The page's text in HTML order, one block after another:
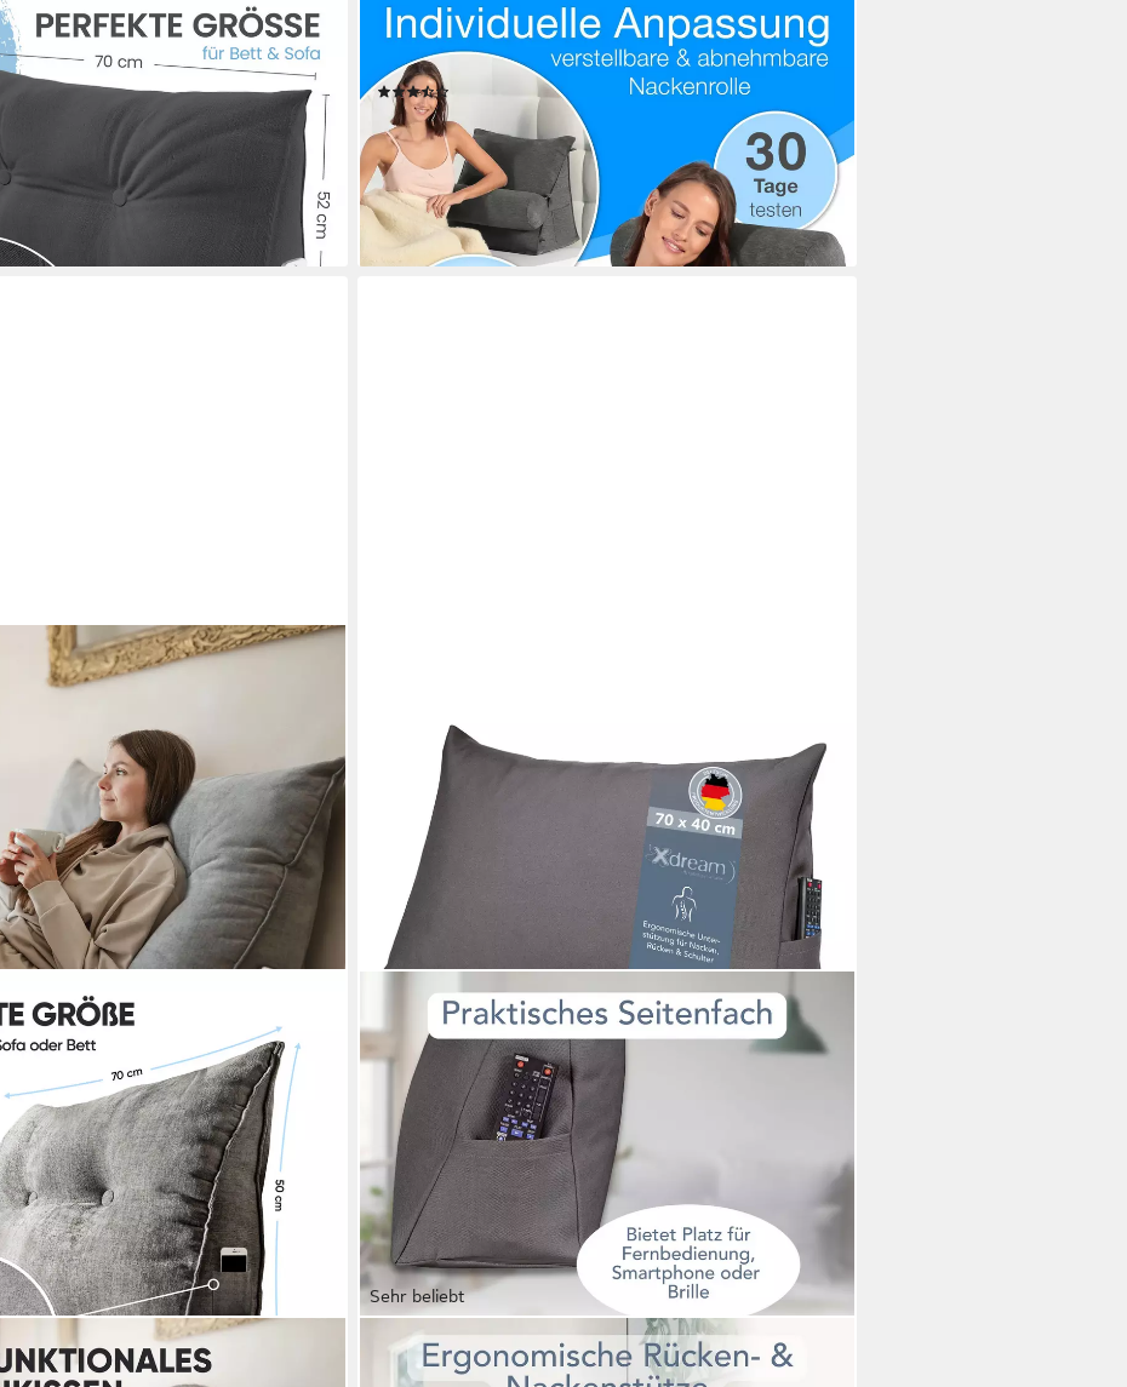
für Bett und Sofa, Lesekissen mit
1-tlg., mit praktischem Seitenfach,
Bezug
€
bei dir
ELONEO
Rückenkissen mit Nackenrolle für Bett & Sofa,
55x50x30cm, waschbarer Bezug
44,99 € UVP 59,99 €
-25%
lieferbar - in 3-4 Werktagen bei dir
für Bett und Sofa Keilkissen mit
Sehr beliebt
XDREAM
Rückenkissen ergonomisches Keilkissen für Bett und Sofa,